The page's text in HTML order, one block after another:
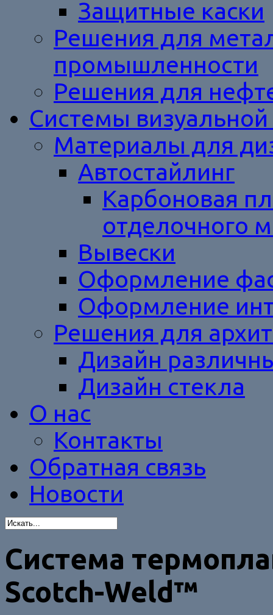
Защитные каски
Решения для
промышленности
Решения для
Системы
Материалы для
Автостайлинг
Карбоновая
отделочного
Вывески
Оформление
Оформление
Решения для
Дизайн
Дизайн стекла
О нас
Контакты
Обратная связь
Новости
Система
Scotch-Weld™